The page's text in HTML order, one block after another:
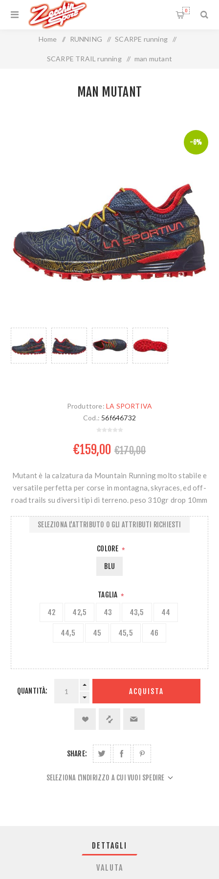
0
Home / RUNNING / SCARPE running /
SCARPE TRAIL running / man mutant
-6%
MAN MUTANT
Produttore: LA SPORTIVA
Cod.: 56f646732
€159,00 €170,00
Mutant è la calzatura da Mountain Running molto stabile e
versatile perfetta per corse in montagna, skyraces, ed off-
road trails su diversi tipi di terreno. peso 310gr drop 10mm
COLORE *
BLU
TAGLIA *
42 42,5 43 43,5 44
44,5 45 45,5 46
SELEZIONA L'ATTRIBUTO O GLI ATTRIBUTI RICHIESTI
QUANTITÀ: ACQUISTA
SHARE:
SELEZIONA L'INDIRIZZO A CUI VUOI SPEDIRE
DETTAGLI
VALUTA